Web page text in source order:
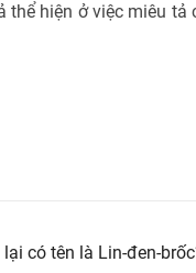
hiện ở việc miêu
có tên là Lin-đen-